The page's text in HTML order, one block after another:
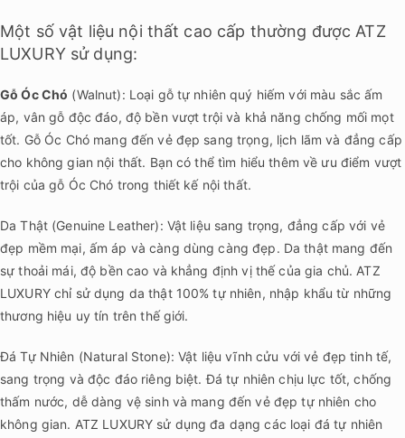
Một số vật liệu nội thất cao cấp thường được ATZ
LUXURY sử dụng:
Gỗ Óc Chó (Walnut): Loại gỗ tự nhiên quý hiếm với màu sắc ấm
áp, vân gỗ độc đáo, độ bền vượt trội và khả năng chống mối mọt
tốt. Gỗ Óc Chó mang đến vẻ đẹp sang trọng, lịch lãm và đẳng cấp
cho không gian nội thất. Bạn có thể tìm hiểu thêm về ưu điểm vượt
trội của gỗ Óc Chó trong thiết kế nội thất.
Da Thật (Genuine Leather): Vật liệu sang trọng, đẳng cấp với vẻ
đẹp mềm mại, ấm áp và càng dùng càng đẹp. Da thật mang đến
sự thoải mái, độ bền cao và khẳng định vị thế của gia chủ. ATZ
LUXURY chỉ sử dụng da thật 100% tự nhiên, nhập khẩu từ những
thương hiệu uy tín trên thế giới.
Đá Tự Nhiên (Natural Stone): Vật liệu vĩnh cửu với vẻ đẹp tinh tế,
sang trọng và độc đáo riêng biệt. Đá tự nhiên chịu lực tốt, chống
thấm nước, dễ dàng vệ sinh và mang đến vẻ đẹp tự nhiên cho
không gian. ATZ LUXURY sử dụng đa dạng các loại đá tự nhiên